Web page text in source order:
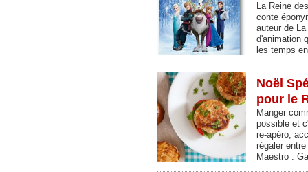
La Reine
conte
auteur de
d'animation
les temps
Noël
pour le
Manger
possible et
re-apéro,
régaler
Maestro :